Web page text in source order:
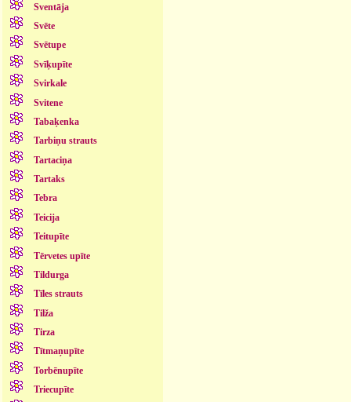
Sventāja
Svēte
Svētupe
Svīķupīte
Svirkale
Svitene
Tabaķenka
Tarbiņu strauts
Tartaciņa
Tartaks
Tebra
Teicija
Teitupīte
Tērvetes upīte
Tildurga
Tīles strauts
Tilža
Tirza
Tītmaņupīte
Torbēnupīte
Triecupīte